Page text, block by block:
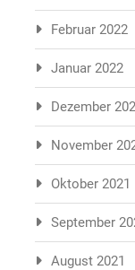
Februar 2022
Januar 2022
Dezember
November
Oktober 2021
September
August 2021